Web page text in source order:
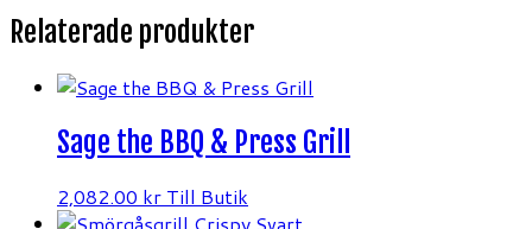
Relaterade produkter
Sage the BBQ & Press Grill
2,082.00 kr Till Butik